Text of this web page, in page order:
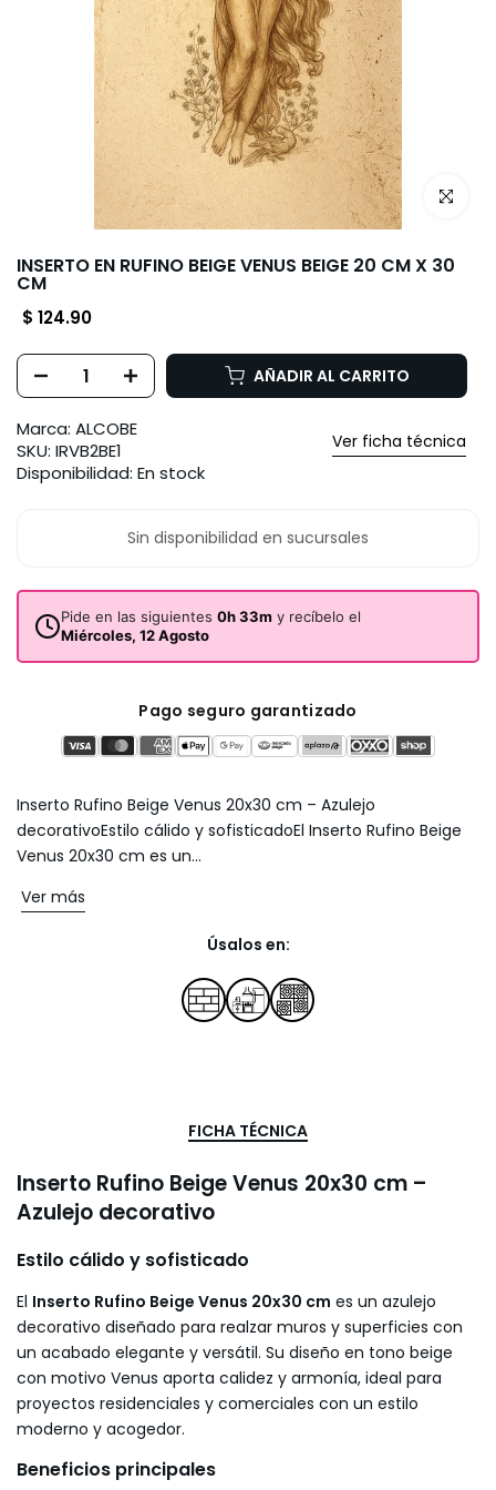
Haz clic
INSERTO EN RUFINO BEIGE VENUS BEIGE 20 CM X 30
CM
$ 124.90
AÑADIR AL CARRITO
Ver ficha técnica
Marca: ALCOBE
SKU: IRVB2BE1
Disponibilidad: En stock
Sin disponibilidad en sucursales
Pide en las siguientes 0h 33m y recíbelo el
Miércoles, 12 Agosto
Pago seguro garantizado
Inserto Rufino Beige Venus 20x30 cm – Azulejo
decorativoEstilo cálido y sofisticadoEl Inserto Rufino Beige
Venus 20x30 cm es un...
Ver más
Úsalos en:
FICHA TÉCNICA
Inserto Rufino Beige Venus 20x30 cm –
Azulejo decorativo
Estilo cálido y sofisticado
El Inserto Rufino Beige Venus 20x30 cm es un azulejo
decorativo diseñado para realzar muros y superficies con
un acabado elegante y versátil. Su diseño en tono beige
con motivo Venus aporta calidez y armonía, ideal para
proyectos residenciales y comerciales con un estilo
moderno y acogedor.
Beneficios principales